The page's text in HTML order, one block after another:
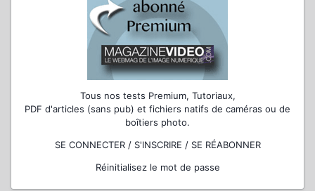
Tous nos tests Premium, Tutoriaux,
PDF d'articles (sans pub) et fichiers natifs de caméras ou de
boîtiers photo.
SE CONNECTER / S'INSCRIRE / SE RÉABONNER
Réinitialisez le mot de passe